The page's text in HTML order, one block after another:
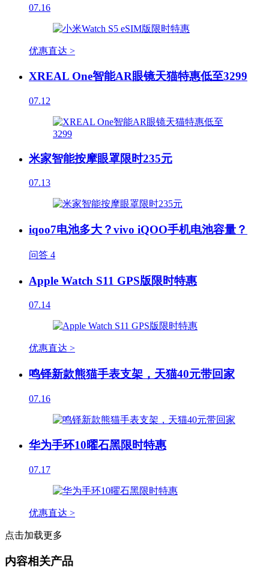
07.16
优惠直达 >
XREAL One智能AR眼镜天猫特惠低至3299
07.12
米家智能按摩眼罩限时235元
07.13
iqoo7电池多大？vivo iQOO手机电池容量？
问答 4
Apple Watch S11 GPS版限时特惠
07.14
优惠直达 >
鸣铎新款熊猫手表支架，天猫40元带回家
07.16
华为手环10曜石黑限时特惠
07.17
优惠直达 >
点击加载更多
内容相关产品